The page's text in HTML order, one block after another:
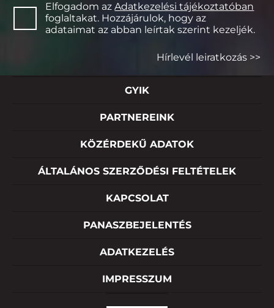
Elfogadom azAdatkezelési tájékoztatóban
foglaltakat. Hozzájárulok, hogy az
adataimat az abban leírtak szerint kezeljék.
Hírlevél leiratkozás >>
GYIK
PARTNEREINK
KÖZÉRDEKŰ ADATOK
ÁLTALÁNOS SZERZŐDÉSI FELTÉTELEK
KAPCSOLAT
PANASZBEJELENTÉS
ADATKEZELÉS
IMPRESSZUM